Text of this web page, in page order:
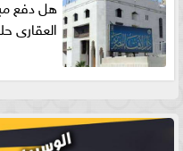
هل دفع
العقارى